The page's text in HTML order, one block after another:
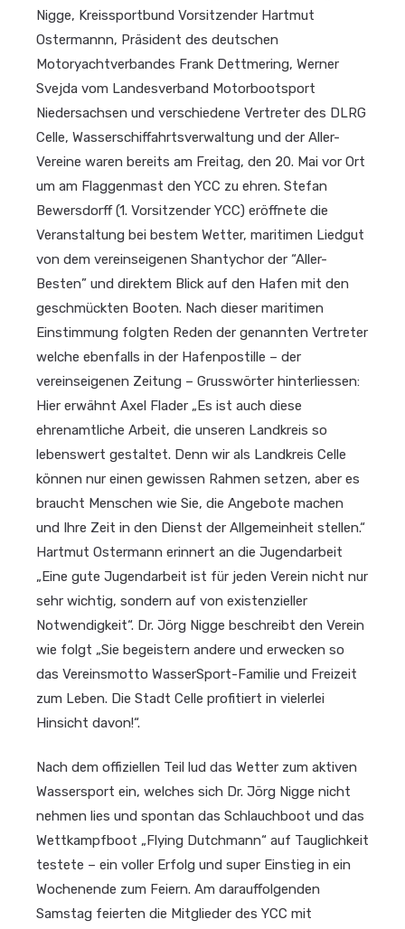
Nigge, Kreissportbund Vorsitzender Hartmut
Ostermannn, Präsident des deutschen
Motoryachtverbandes Frank Dettmering, Werner
Svejda vom Landesverband Motorbootsport
Niedersachsen und verschiedene Vertreter des DLRG
Celle, Wasserschiffahrtsverwaltung und der Aller-
Vereine waren bereits am Freitag, den 20. Mai vor Ort
um am Flaggenmast den YCC zu ehren. Stefan
Bewersdorff (1. Vorsitzender YCC) eröffnete die
Veranstaltung bei bestem Wetter, maritimen Liedgut
von dem vereinseigenen Shantychor der “Aller-
Besten” und direktem Blick auf den Hafen mit den
geschmückten Booten. Nach dieser maritimen
Einstimmung folgten Reden der genannten Vertreter
welche ebenfalls in der Hafenpostille – der
vereinseigenen Zeitung – Grusswörter hinterliessen:
Hier erwähnt Axel Flader „Es ist auch diese
ehrenamtliche Arbeit, die unseren Landkreis so
lebenswert gestaltet. Denn wir als Landkreis Celle
können nur einen gewissen Rahmen setzen, aber es
braucht Menschen wie Sie, die Angebote machen
und Ihre Zeit in den Dienst der Allgemeinheit stellen.“
Hartmut Ostermann erinnert an die Jugendarbeit
„Eine gute Jugendarbeit ist für jeden Verein nicht nur
sehr wichtig, sondern auf von existenzieller
Notwendigkeit“. Dr. Jörg Nigge beschreibt den Verein
wie folgt „Sie begeistern andere und erwecken so
das Vereinsmotto WasserSport-Familie und Freizeit
zum Leben. Die Stadt Celle profitiert in vielerlei
Hinsicht davon!“.
Nach dem offiziellen Teil lud das Wetter zum aktiven
Wassersport ein, welches sich Dr. Jörg Nigge nicht
nehmen lies und spontan das Schlauchboot und das
Wettkampfboot „Flying Dutchmann“ auf Tauglichkeit
testete – ein voller Erfolg und super Einstieg in ein
Wochenende zum Feiern. Am darauffolgenden
Samstag feierten die Mitglieder des YCC mit